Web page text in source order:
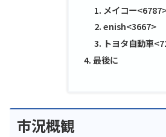
メイコー
enish<3667>
トヨタ自動車
最後に
市況概観